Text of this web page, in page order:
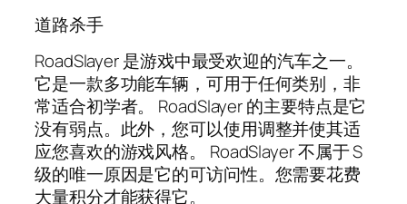
道路杀手
RoadSlayer 是游戏中最受欢迎的汽车之一。
它是一款多功能车辆，可用于任何类别，非
常适合初学者。 RoadSlayer 的主要特点是它
没有弱点。此外，您可以使用调整并使其适
应您喜欢的游戏风格。 RoadSlayer 不属于 S
级的唯一原因是它的可访问性。您需要花费
大量积分才能获得它。